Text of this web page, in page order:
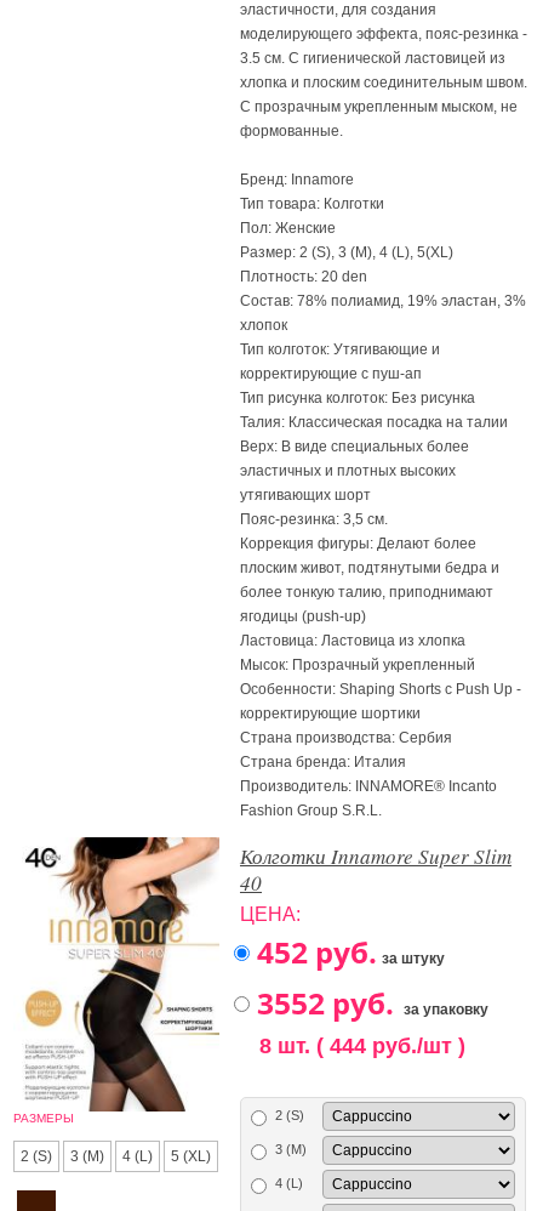
эластичности, для создания
моделирующего эффекта, пояс-резинка -
3.5 см. С гигиенической ластовицей из
хлопка и плоским соединительным швом.
С прозрачным укрепленным мыском, не
формованные.
Бренд: Innamore
Тип товара: Колготки
Пол: Женские
Размер: 2 (S), 3 (M), 4 (L), 5(XL)
Плотность: 20 den
Состав: 78% полиамид, 19% эластан, 3%
хлопок
Тип колготок: Утягивающие и
корректирующие с пуш-ап
Тип рисунка колготок: Без рисунка
Талия: Классическая посадка на талии
Верх: В виде специальных более
эластичных и плотных высоких
утягивающих шорт
Пояс-резинка: 3,5 см.
Коррекция фигуры: Делают более
плоским живот, подтянутыми бедра и
более тонкую талию, приподнимают
ягодицы (push-up)
Ластовица: Ластовица из хлопка
Мысок: Прозрачный укрепленный
Особенности: Shaping Shorts с Push Up -
корректирующие шортики
Страна производства: Сербия
Страна бренда: Италия
Производитель: INNAMORE® Incanto
Fashion Group S.R.L.
РАЗМЕРЫ
2 (S) 3 (M) 4 (L) 5 (XL)
Колготки Innamore Super Slim
40
ЦЕНА:
за штуку
за упаковку
8 шт. ( 444 руб./шт )
2 (S)
3 (M)
4 (L)